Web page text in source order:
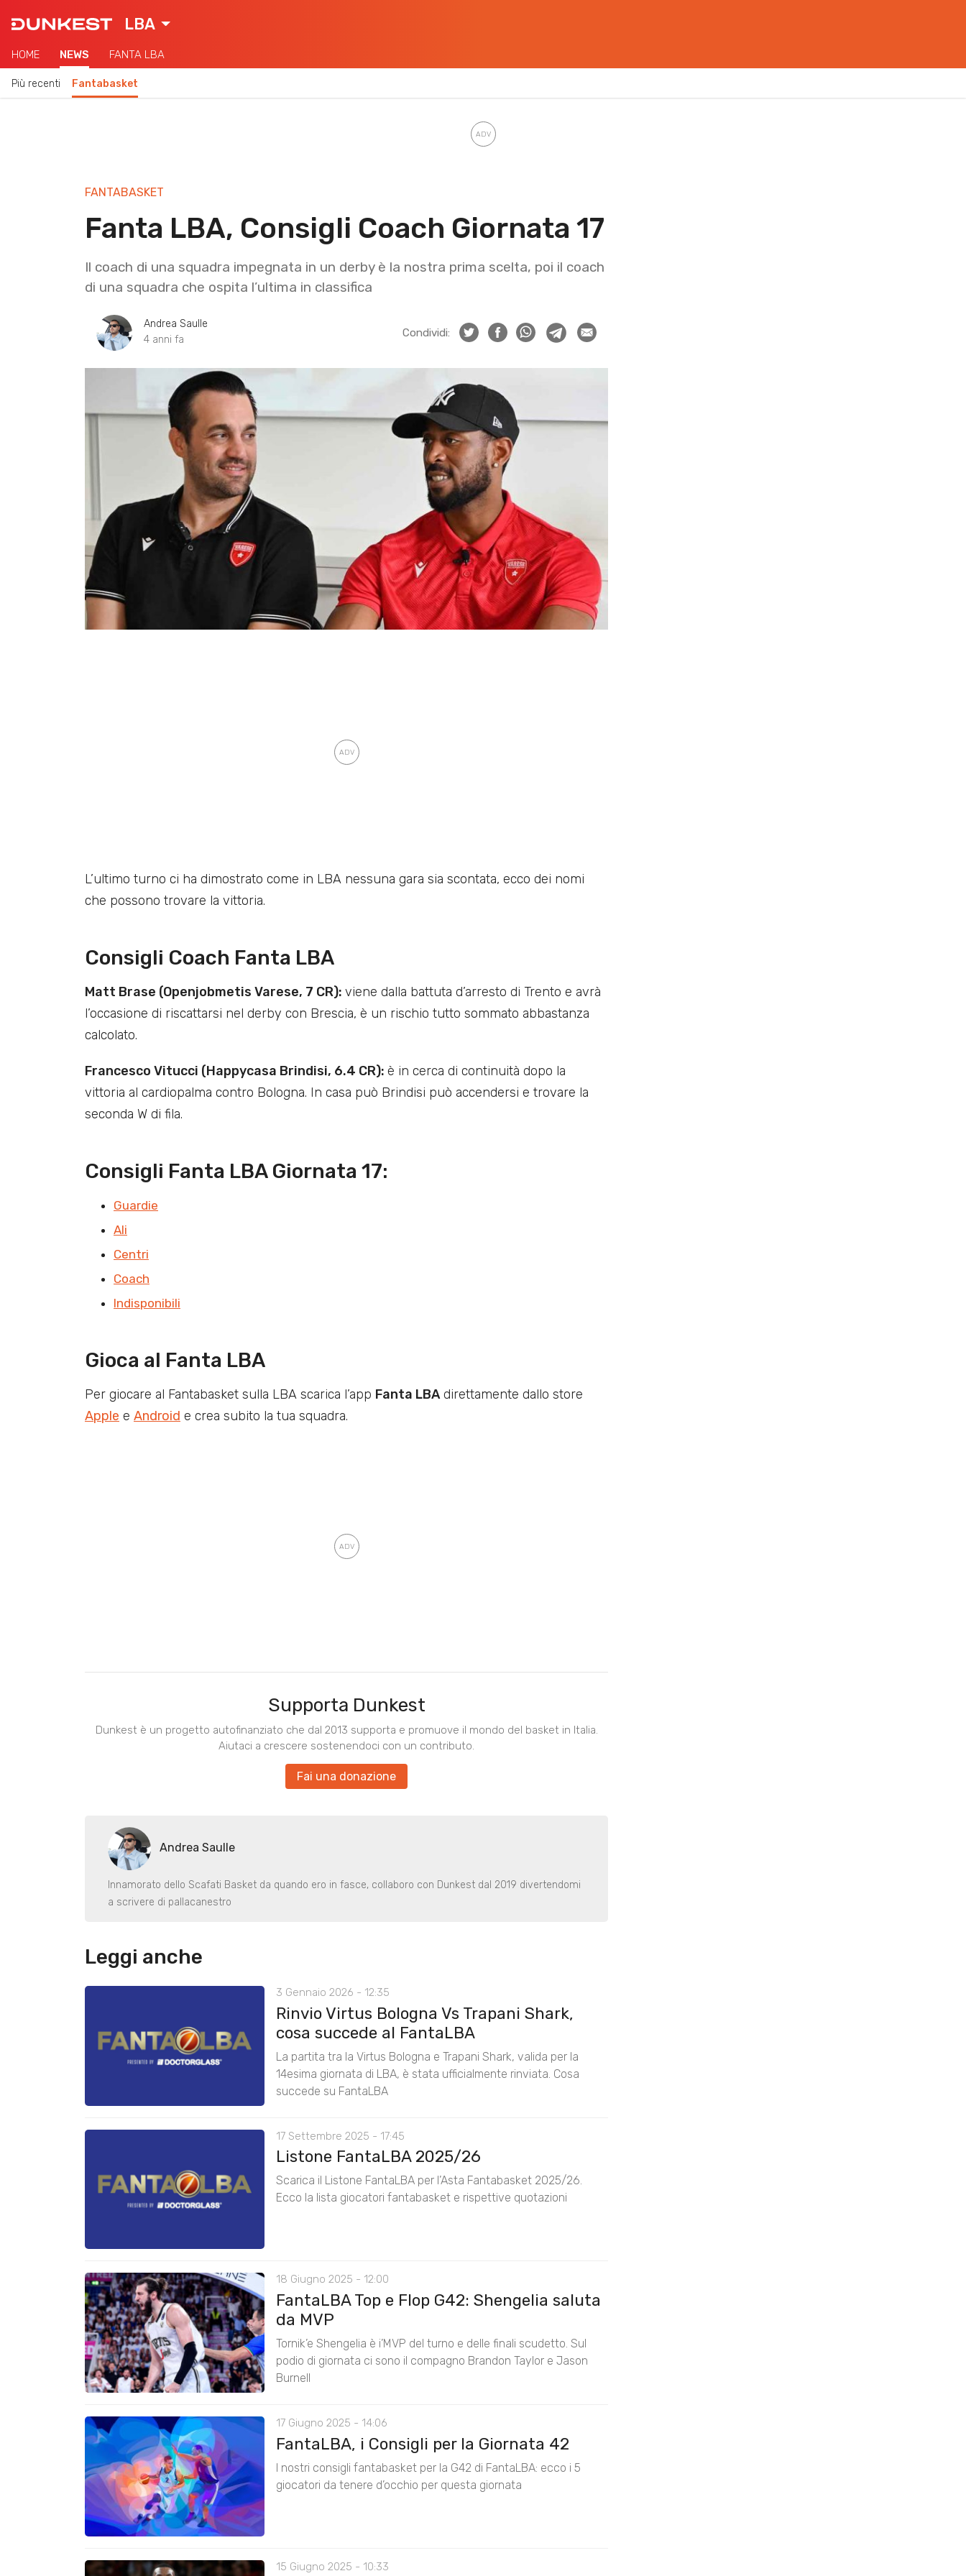
LBA
HOME NEWS FANTA LBA
Più recenti Fantabasket
FANTABASKET
Fanta LBA, Consigli Coach Giornata 17
Il coach di una squadra impegnata in un derby è la nostra prima scelta, poi il coach
di una squadra che ospita l’ultima in classifica
Andrea Saulle
4 anni fa
Condividi:
L’ultimo turno ci ha dimostrato come in LBA nessuna gara sia scontata, ecco dei nomi
che possono trovare la vittoria.
Consigli Coach Fanta LBA
Matt Brase (Openjobmetis Varese, 7 CR): viene dalla battuta d’arresto di Trento e avrà
l’occasione di riscattarsi nel derby con Brescia, è un rischio tutto sommato abbastanza
calcolato.
Francesco Vitucci (Happycasa Brindisi, 6.4 CR): è in cerca di continuità dopo la
vittoria al cardiopalma contro Bologna. In casa può Brindisi può accendersi e trovare la
seconda W di fila.
Consigli Fanta LBA Giornata 17:
Guardie
Ali
Centri
Coach
Indisponibili
Gioca al Fanta LBA
Per giocare al Fantabasket sulla LBA scarica l’app Fanta LBAdirettamente dallo store
Apple e Android e crea subito la tua squadra.
Supporta Dunkest
Dunkest è un progetto autofinanziato che dal 2013 supporta e promuove il mondo del basket in Italia.
Aiutaci a crescere sostenendoci con un contributo.
Fai una donazione
Andrea Saulle
Innamorato dello Scafati Basket da quando ero in fasce, collaboro con Dunkest dal 2019 divertendomi
a scrivere di pallacanestro
Leggi anche
3 Gennaio 2026 - 12:35
Rinvio Virtus Bologna Vs Trapani Shark,
cosa succede al FantaLBA
La partita tra la Virtus Bologna e Trapani Shark, valida per la
14esima giornata di LBA, è stata ufficialmente rinviata. Cosa
succede su FantaLBA
17 Settembre 2025 - 17:45
Listone FantaLBA 2025/26
Scarica il Listone FantaLBA per l’Asta Fantabasket 2025/26.
Ecco la lista giocatori fantabasket e rispettive quotazioni
18 Giugno 2025 - 12:00
FantaLBA Top e Flop G42: Shengelia saluta
da MVP
Tornik’e Shengelia è i’MVP del turno e delle finali scudetto. Sul
podio di giornata ci sono il compagno Brandon Taylor e Jason
Burnell
17 Giugno 2025 - 14:06
FantaLBA, i Consigli per la Giornata 42
I nostri consigli fantabasket per la G42 di FantaLBA: ecco i 5
giocatori da tenere d’occhio per questa giornata
15 Giugno 2025 - 10:33